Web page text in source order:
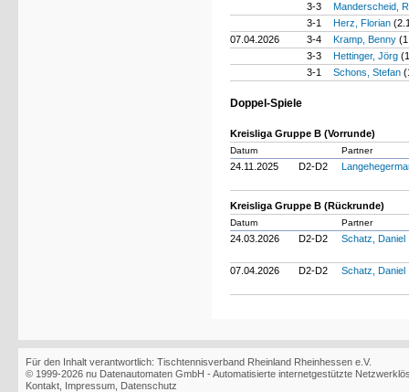
3-3
Manderscheid,
3-1
Herz, Florian
07.04.2026
3-4 Kramp, Benny
3-3
Hettinger, Jörg
3-1
Schons, Stefan
Doppel-Spiele
Kreisliga Gruppe B (Vorrunde)
Datum Partner
24.11.2025 D2-D2
Kreisliga Gruppe B (Rückrunde)
Datum Partner
24.03.2026 D2-D2 Schatz, Daniel
07.04.2026 D2-D2 Schatz, Daniel
Für den Inhalt verantwortlich: Tischtennisverband Rheinland Rheinhessen e.V.
© 1999-2026 nu Datenautomaten GmbH - Automatisierte internetgestützte
Kontakt Impressum Datenschutz